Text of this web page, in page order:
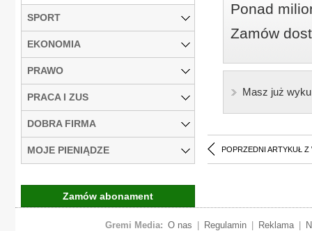
Ponad
Zamów
Masz już
POPRZEDNI ARTYKUŁ Z
SPORT
EKONOMIA
PRAWO
PRACA I ZUS
DOBRA FIRMA
MOJE PIENIĄDZE
Zamów abonament
Gremi Media: O nas Regulamin Reklama